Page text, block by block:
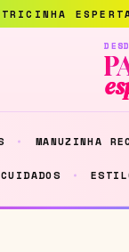
MANUZINHA